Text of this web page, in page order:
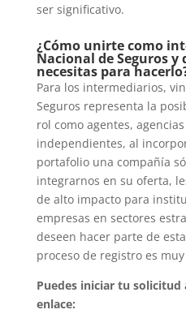
ser significativo.
¿Cómo unirte como
Nacional de Seguros
necesitas para
Para los intermediarios,
Seguros representa la
rol como agentes,
independientes, al
portafolio una compañía
integrarnos en su oferta,
de alto impacto para
empresas en sectores
deseen hacer parte de
proceso de registro es
Puedes iniciar tu solicitud
enlace: